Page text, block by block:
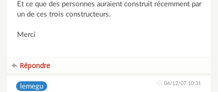
Et ce que des personnes auraient construit récemment par
un de ces trois constructeurs.
Merci
Répondre
lemegu 04/12/07 10:31